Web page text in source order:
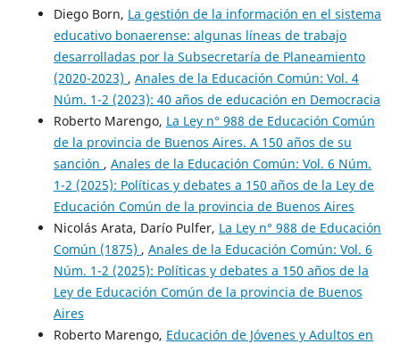
Diego Born, La gestión de la información en el sistema
educativo bonaerense: algunas líneas de trabajo
desarrolladas por la Subsecretaría de Planeamiento
(2020-2023) , Anales de la Educación Común: Vol. 4
Núm. 1-2 (2023): 40 años de educación en Democracia
Roberto Marengo, La Ley n° 988 de Educación Común
de la provincia de Buenos Aires. A 150 años de su
sanción , Anales de la Educación Común: Vol. 6 Núm.
1-2 (2025): Políticas y debates a 150 años de la Ley de
Educación Común de la provincia de Buenos Aires
Nicolás Arata, Darío Pulfer, La Ley n° 988 de Educación
Común (1875) , Anales de la Educación Común: Vol. 6
Núm. 1-2 (2025): Políticas y debates a 150 años de la
Ley de Educación Común de la provincia de Buenos
Aires
Roberto Marengo, Educación de Jóvenes y Adultos en